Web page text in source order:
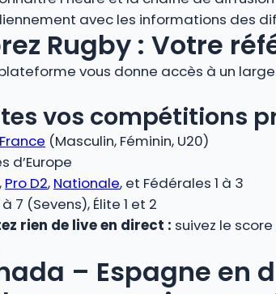
avec les informations des
Rugby : Votre
vous donne accès à un
vos compétitions
(Masculin, Féminin, U20)
d’Europe
, Pro D2, Nationale, et Fédérales 1 à 3
7 (Sevens), Élite 1 et 2
rien de live en direct : suivez le
– Espagne en